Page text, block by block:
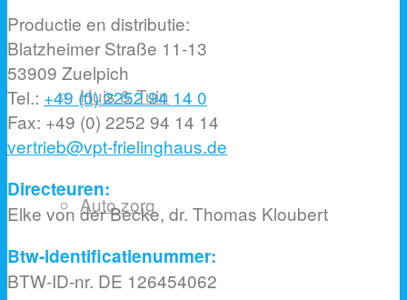
Huis & Tuin
Auto zorg
Productie en distributie:
Blatzheimer Straße 11-13
53909 Zuelpich
Tel.: +49 (0) 2252 94 14 0
Fax: +49 (0) 2252 94 14 14
vertrieb@vpt-frielinghaus.de
Directeuren:
Elke von der Becke, dr. Thomas Kloubert
Btw-identificatienummer:
BTW-ID-nr. DE 126454062